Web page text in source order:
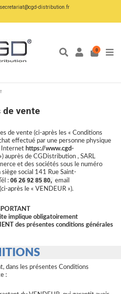
distribution.fr
0
de vente
de vente (ci-après les « Conditions
effectué par une personne physique
Internet https://www.cgd-
auprès de CGDistribution , SARL
et des sociétés sous le numéro
social 141 Rue Saint-
: 06 26 92 85 80, email
(ci-après le « VENDEUR »).
implique obligatoirement
des présentes conditions générales
dans les présentes Conditions
: